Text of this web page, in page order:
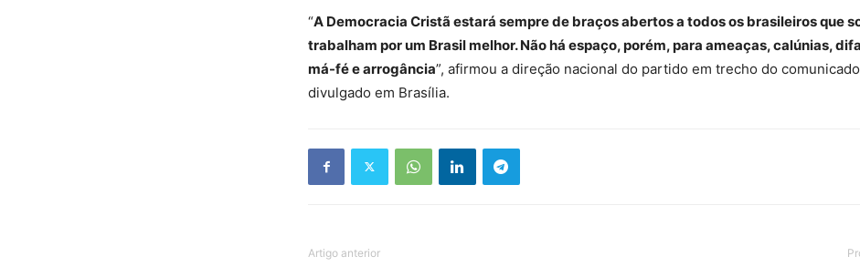
“A Democracia Cristã estará sempre de braços abertos a todos os brasileiros que
trabalham por um Brasil melhor. Não há espaço, porém, para ameaças, calúnias,
má-fé e arrogância”, afirmou a direção nacional do partido em trecho do comunicado
divulgado em Brasília.
Artigo anterior